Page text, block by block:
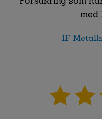
med
IF